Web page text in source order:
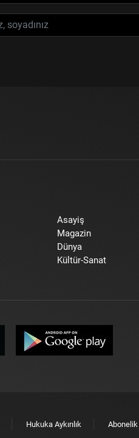
Asayiş
Magazin
Dünya
Kültür-Sanat
Hukuka Aykırılık Abonelik